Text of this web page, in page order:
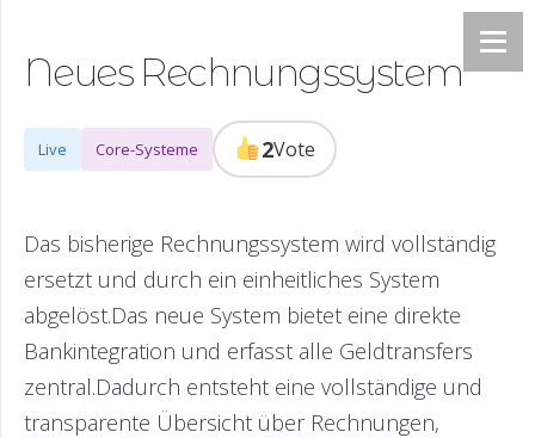
Neues Rechnungssystem
Live Core-Systeme 2Vote
Das bisherige Rechnungssystem wird vollständig
ersetzt und durch ein einheitliches System
abgelöst.Das neue System bietet eine direkte
Bankintegration und erfasst alle Geldtransfers
zentral.Dadurch entsteht eine vollständige und
transparente Übersicht über Rechnungen,